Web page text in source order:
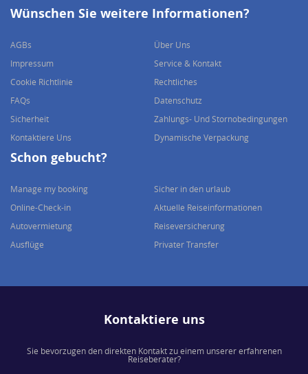
Wünschen Sie weitere Informationen?
AGBs
Über Uns
Impressum
Service & Kontakt
Cookie Richtlinie
Rechtliches
FAQs
Datenschutz
Sicherheit
Zahlungs- Und Stornobedingungen
Kontaktiere Uns
Dynamische Verpackung
Schon gebucht?
Manage my booking
Sicher in den urlaub
Online-Check-in
Aktuelle Reiseinformationen
Autovermietung
Reiseversicherung
Ausflüge
Privater Transfer
Kontaktiere uns
Sie bevorzugen den direkten Kontakt zu einem unserer erfahrenen
Reiseberater?